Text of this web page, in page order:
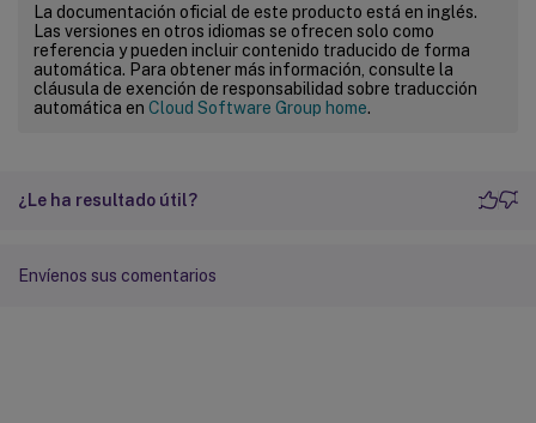
La documentación oficial de este producto está en inglés.
Las versiones en otros idiomas se ofrecen solo como
referencia y pueden incluir contenido traducido de forma
automática. Para obtener más información, consulte la
cláusula de exención de responsabilidad sobre traducción
automática en Cloud Software Group home.
¿Le ha resultado útil?
Envíenos sus comentarios